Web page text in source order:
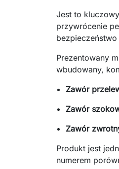
Jest to
przywrócenie
Prezentowany
wbudowany,
Zawór
Zawór
Zawór
Produkt jest
numerem